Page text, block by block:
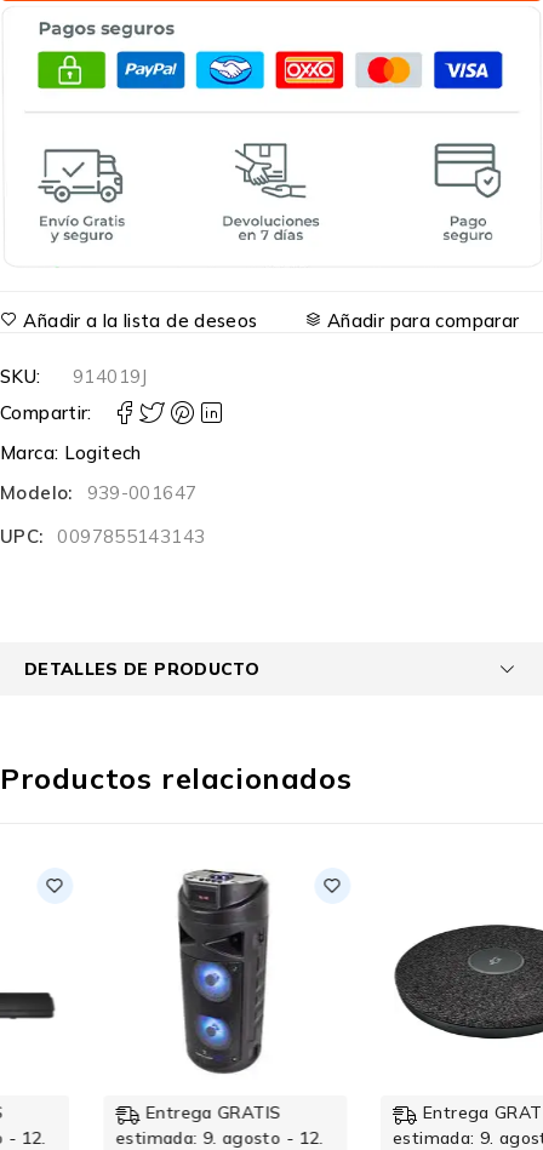
Añadir a la lista de deseos Añadir para comparar
SKU:
914019J
Compartir:
Marca: Logitech
Modelo:
939-001647
UPC:
0097855143143
DETALLES DE PRODUCTO
Productos relacionados
Entrega GRATIS
estimada: 9. agosto - 12.
Entrega GRATIS
estimada: 9. agosto - 12.